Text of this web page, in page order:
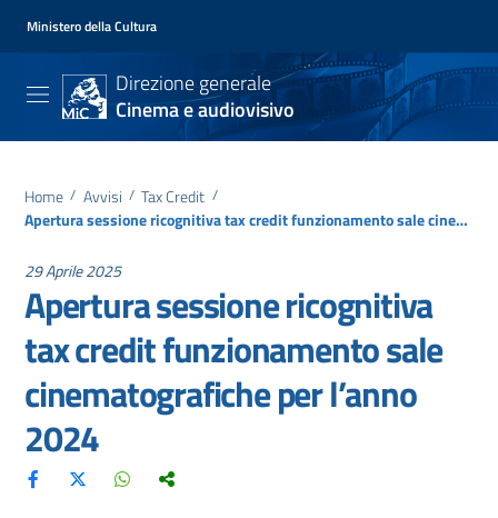
Ministero della Cultura
Direzione generale
Cinema e audiovisivo
Home / Avvisi / Tax Credit /
Apertura sessione ricognitiva tax credit funzionamento sale cinematografiche per l’anno 2024
29 Aprile 2025
Apertura sessione ricognitiva
tax credit funzionamento sale
cinematografiche per l’anno
2024